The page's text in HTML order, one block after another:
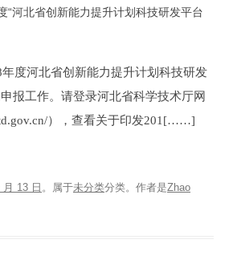
“河北省创新能力提升计划科技研发平台
度河北省创新能力提升计划科技研发
报工作。请登录河北省科学技术厅网
），查看关于印发201[……]
月 13 日 。属于未分类分类。 作者是Zhao